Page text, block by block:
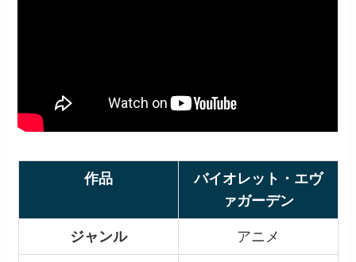
作品
バイオレット・エヴ
ァガーデン
ジャンル アニメ